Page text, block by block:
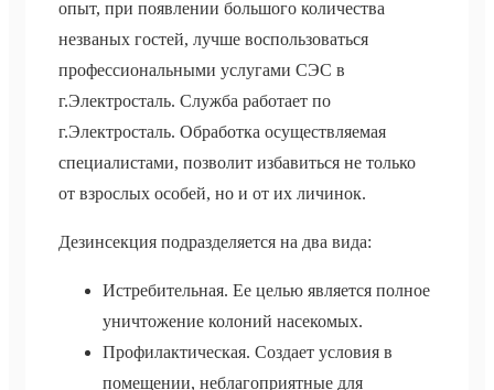
опыт, при появлении большого количества
незваных гостей, лучше воспользоваться
профессиональными услугами СЭС в
г.Электросталь. Служба работает по
г.Электросталь. Обработка осуществляемая
специалистами, позволит избавиться не только
от взрослых особей, но и от их личинок.
Дезинсекция подразделяется на два вида:
Истребительная. Ее целью является полное
уничтожение колоний насекомых.
Профилактическая. Создает условия в
помещении, неблагоприятные для